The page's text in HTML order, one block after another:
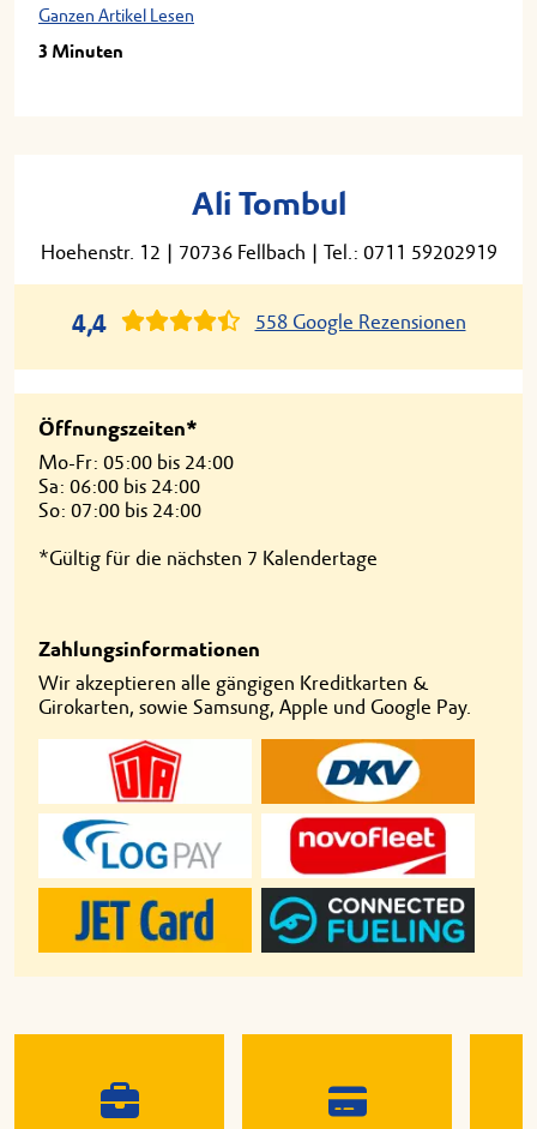
Ganzen Artikel Lesen
3 Minuten
Ali Tombul
Hoehenstr. 12 | 70736 Fellbach | Tel.: 0711 59202919
4,4 558 Google Rezensionen
Öffnungszeiten*
Mo-Fr: 05:00 bis 24:00
Sa: 06:00 bis 24:00
So: 07:00 bis 24:00
*Gültig für die nächsten 7 Kalendertage
Zahlungsinformationen
Wir akzeptieren alle gängigen Kreditkarten &
Girokarten, sowie Samsung, Apple und Google Pay.